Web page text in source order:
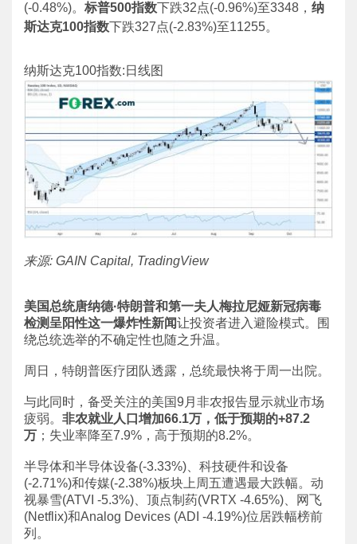
(-0.48%)。 标普500指数下跌32点(-0.96%)至3348， 纳
斯达克100指数下跌327点(-2.83%)至11255。
纳斯达克100指数:日线图
来源: GAIN Capital, TradingView
美国总统唐纳德·特朗普和第一夫人梅拉尼娅新冠病毒
检测呈阳性这一爆炸性新闻让投资者进入避险模式。围
绕总统选举的不确定性也随之升温。
周日，特朗普医疗团队透露，总统最快将于周一出院。
与此同时，备受关注的美国9月非农报告显示就业市场
疲弱。 非农就业人口增加66.1万，低于预期的+87.2
万 ；失业率降至7.9%，高于预期的8.2%。
半导体和半导体设备(-3.33%)、科技硬件和设备
(-2.71%)和传媒(-2.38%)板块上周五遭遇最大跌幅。动
视暴雪(ATVI -5.3%)、顶点制药(VRTX -4.65%)、网飞
(Netflix)和Analog Devices (ADI -4.19%)位居跌幅榜前
列。